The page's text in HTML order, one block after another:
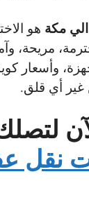
مكة هو
مريحة،
وأسعار
أي قلق.
نقل